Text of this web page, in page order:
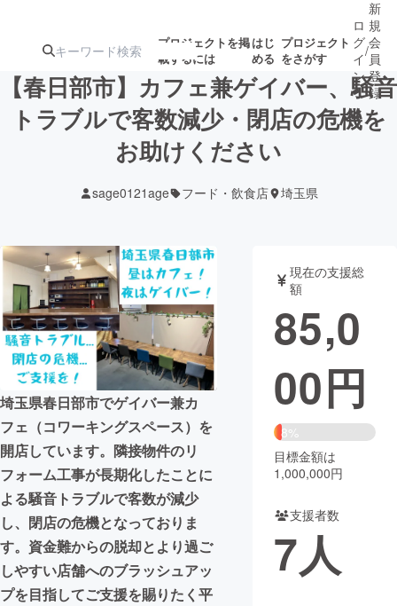
プロジェクトを掲
載するには
はじ
める
プロジェクト
をさがす
注目のリ 注目の新着プロ
ジェクト
募集終了が近いプ
テクノロジー・ガジェット
映像・映画 書籍・雑誌
ビジネス・起業 チャレンジ
まちづくり・地域活性化
CAMPFIRE for Social Good
CAMPFIRE Creation
CAMPFIREふるさと納税
コミュニティ
ロ
グ
イ
ン
/
新
規
会
員
登
録
【春日部市】カフェ兼ゲイバー、騒音
トラブルで客数減少・閉店の危機を
お助けください
sage0121age フード・飲食店 埼玉県
埼玉県春日部市でゲイバー兼カ
フェ（コワーキングスペース）を
開店しています。隣接物件のリ
フォーム工事が長期化したことに
よる騒音トラブルで客数が減少
し、閉店の危機となっておりま
す。資金難からの脱却とより過ご
しやすい店舗へのブラッシュアッ
プを目指してご支援を賜りたく平
現在の支援総
額
85,0
00円
8%
目標金額は
1,000,000円
支援者数
7人